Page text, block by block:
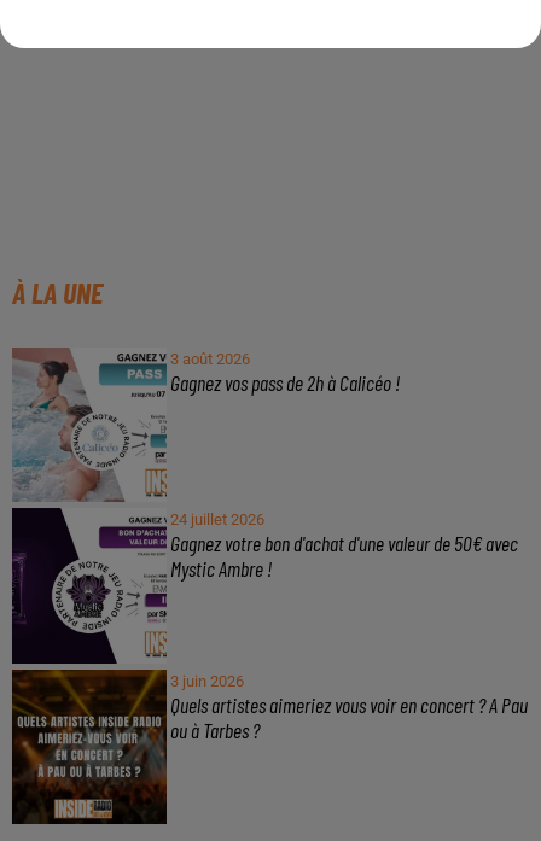
À LA UNE
3 août 2026
Gagnez vos pass de 2h à Calicéo !
24 juillet 2026
Gagnez votre bon d'achat d'une valeur de 50€ avec
Mystic Ambre !
3 juin 2026
Quels artistes aimeriez vous voir en concert ? A Pau
ou à Tarbes ?